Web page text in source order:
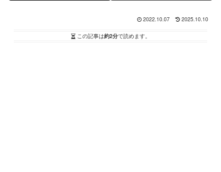
2022.10.07 2025.10.10
この記事は約2分で読めます。